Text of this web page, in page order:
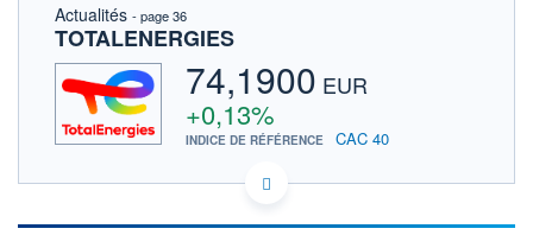
FORUM
HISTORIQUE
ACTIONNAIRES
Actualités - page 36
TOTALENERGIES
74,1900 EUR
+0,13%
INDICE DE RÉFÉRENCE CAC 40
EURONEXT PARIS DONNÉES TEMPS RÉEL
EURONEXT BRUXELLES